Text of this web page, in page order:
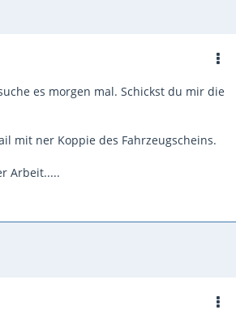
es morgen mal. Schickst du mir die
mit ner Koppie des Fahrzeugscheins.
Arbeit.....